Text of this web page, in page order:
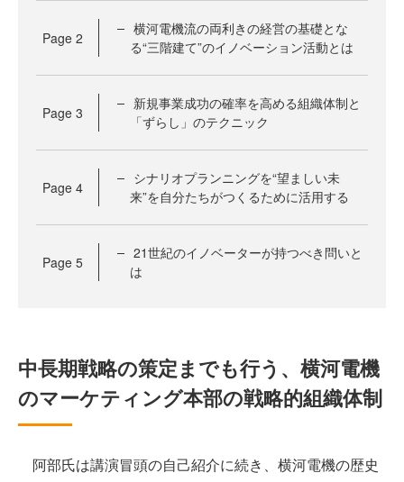
Page 2
横河電機流の両利きの経営の基礎とな
る“三階建て”のイノベーション活動とは
Page 3
新規事業成功の確率を高める組織体制と
「ずらし」のテクニック
Page 4
シナリオプランニングを“望ましい未
来”を自分たちがつくるために活用する
Page 5
21世紀のイノベーターが持つべき問いと
は
中長期戦略の策定までも行う、横河電機
のマーケティング本部の戦略的組織体制
阿部氏は講演冒頭の自己紹介に続き、横河電機の歴史